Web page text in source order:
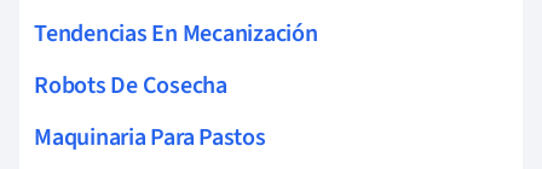
Tendencias En Mecanización
Robots De Cosecha
Maquinaria Para Pastos